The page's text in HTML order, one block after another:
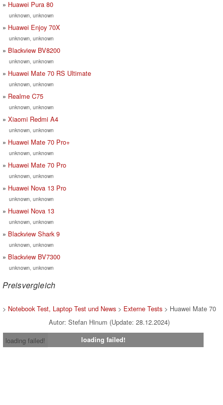
Huawei Pura 80
unknown, unknown
Huawei Enjoy 70X
unknown, unknown
Blackview BV8200
unknown, unknown
Huawei Mate 70 RS Ultimate
unknown, unknown
Realme C75
unknown, unknown
Xiaomi Redmi A4
unknown, unknown
Huawei Mate 70 Pro+
unknown, unknown
Huawei Mate 70 Pro
unknown, unknown
Huawei Nova 13 Pro
unknown, unknown
Huawei Nova 13
unknown, unknown
Blackview Shark 9
unknown, unknown
Blackview BV7300
unknown, unknown
Preisvergleich
> Notebook Test, Laptop Test und News> Externe Tests> Huawei Mate 70
Autor: Stefan Hinum (Update: 28.12.2024)
loading failed!
loading failed!